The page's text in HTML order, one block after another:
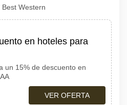
Western
en hoteles para
un 15% de descuento en
VER OFERTA